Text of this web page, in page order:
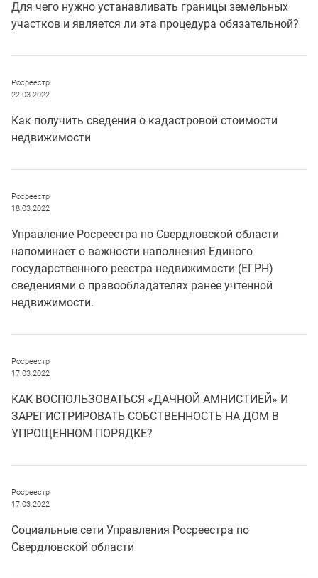
Для чего нужно устанавливать границы земельных
участков и является ли эта процедура обязательной?
Росреестр
22.03.2022
Как получить сведения о кадастровой стоимости
недвижимости
Росреестр
18.03.2022
Управление Росреестра по Свердловской области
напоминает о важности наполнения Единого
государственного реестра недвижимости (ЕГРН)
сведениями о правообладателях ранее учтенной
недвижимости.
Росреестр
17.03.2022
КАК ВОСПОЛЬЗОВАТЬСЯ «ДАЧНОЙ АМНИСТИЕЙ» И
ЗАРЕГИСТРИРОВАТЬ СОБСТВЕННОСТЬ НА ДОМ В
УПРОЩЕННОМ ПОРЯДКЕ?
Росреестр
17.03.2022
Социальные сети Управления Росреестра по
Свердловской области